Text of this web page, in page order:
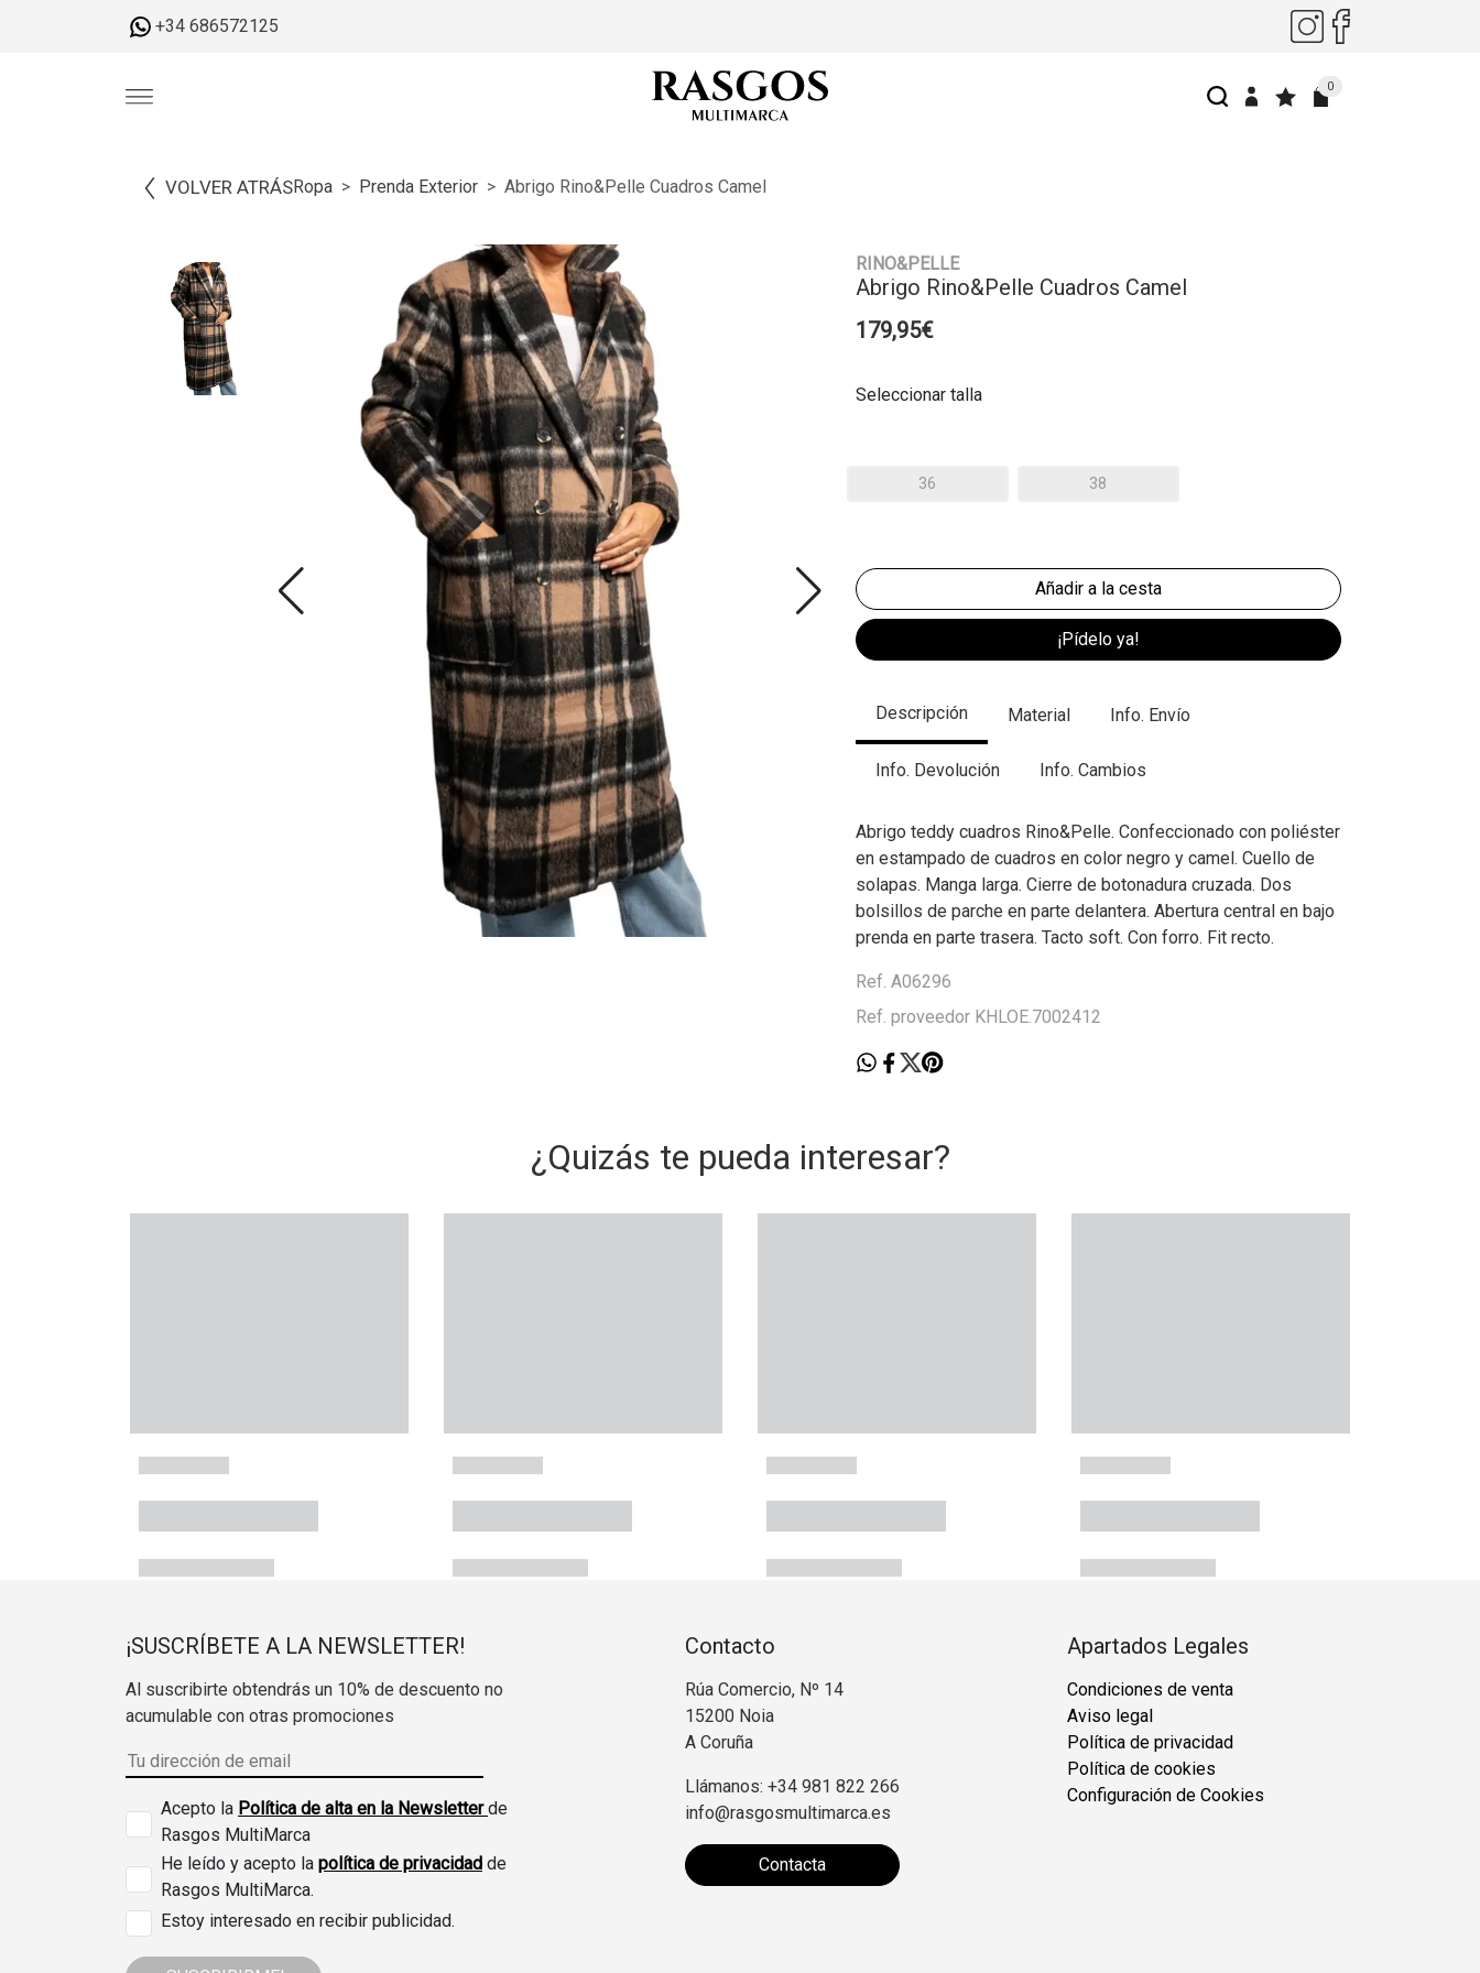
+34 686572125
0
VOLVER ATRÁSRopa Prenda Exterior Abrigo Rino&Pelle Cuadros Camel
RINO&PELLE
Abrigo Rino&Pelle Cuadros Camel
179,95€
Seleccionar talla
36 38
¡Pídelo ya!
Descripción Material Info. Envío
Info. Devolución Info. Cambios
Abrigo teddy cuadros Rino&Pelle. Confeccionado con poliéster
en estampado de cuadros en color negro y camel. Cuello de
solapas. Manga larga. Cierre de botonadura cruzada. Dos
bolsillos de parche en parte delantera. Abertura central en bajo
prenda en parte trasera. Tacto soft. Con forro. Fit recto.
Ref. A06296
Ref. proveedor KHLOE.7002412
¿Quizás te pueda interesar?
¡SUSCRÍBETE A LA NEWSLETTER!
Al suscribirte obtendrás un 10% de descuento no
acumulable con otras promociones
Acepto la Política de alta en la Newsletterde
Rasgos MultiMarca
He leído y acepto la política de privacidad de
Rasgos MultiMarca.
Estoy interesado en recibir publicidad.
Contacto
Rúa Comercio, Nº 14
15200 Noia
A Coruña
Llámanos: +34 981 822 266
info@rasgosmultimarca.es
Contacta
Apartados Legales
Condiciones de venta
Aviso legal
Política de privacidad
Política de cookies
Configuración de Cookies